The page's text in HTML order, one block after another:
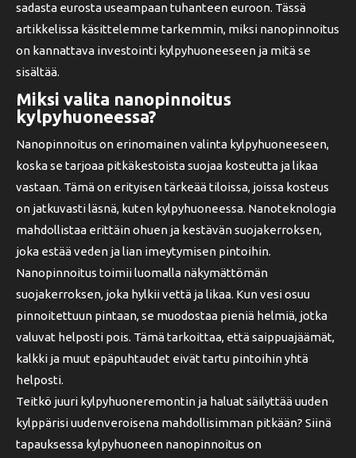
sadasta eurosta useampaan tuhanteen euroon. Tässä
artikkelissa käsittelemme tarkemmin, miksi nanopinnoitus
on kannattava investointi kylpyhuoneeseen ja mitä se
sisältää.
Miksi valita nanopinnoitus
kylpyhuoneessa?
Nanopinnoitus on erinomainen valinta kylpyhuoneeseen,
koska se tarjoaa pitkäkestoista suojaa kosteutta ja likaa
vastaan. Tämä on erityisen tärkeää tiloissa, joissa kosteus
on jatkuvasti läsnä, kuten kylpyhuoneessa. Nanoteknologia
mahdollistaa erittäin ohuen ja kestävän suojakerroksen,
joka estää veden ja lian imeytymisen pintoihin.
Nanopinnoitus toimii luomalla näkymättömän
suojakerroksen, joka hylkii vettä ja likaa. Kun vesi osuu
pinnoitettuun pintaan, se muodostaa pieniä helmiä, jotka
valuvat helposti pois. Tämä tarkoittaa, että saippuajäämät,
kalkki ja muut epäpuhtaudet eivät tartu pintoihin yhtä
helposti.
Teitkö juuri kylpyhuoneremontin ja haluat säilyttää uuden
kylppärisi uudenveroisena mahdollisimman pitkään? Siinä
tapauksessa kylpyhuoneen nanopinnoitus on